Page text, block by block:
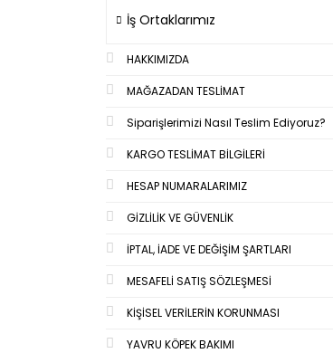
İş Ortaklarımız
HAKKIMIZDA
MAĞAZADAN TESLİMAT
Siparişlerimizi Nasıl Teslim Ediyoruz?
KARGO TESLİMAT BİLGİLERİ
HESAP NUMARALARIMIZ
GİZLİLİK VE GÜVENLİK
İPTAL, İADE VE DEĞİŞİM ŞARTLARI
MESAFELİ SATIŞ SÖZLEŞMESİ
KİŞİSEL VERİLERİN KORUNMASI
YAVRU KÖPEK BAKIMI